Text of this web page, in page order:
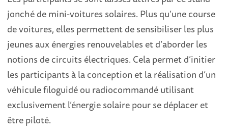
jonché de mini-voitures solaires. Plus qu’une course
de voitures, elles permettent de sensibiliser les plus
jeunes aux énergies renouvelables et d’aborder les
notions de circuits électriques. Cela permet d’initier
les participants à la conception et la réalisation d’un
véhicule filoguidé ou radiocommandé utilisant
exclusivement l’énergie solaire pour se déplacer et
être piloté.